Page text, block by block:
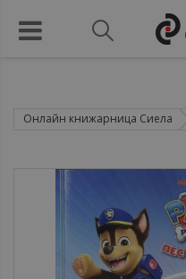
Онлайн книжарница Сиела